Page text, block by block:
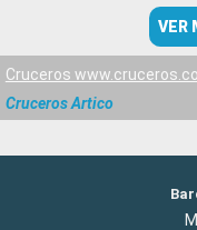
VER
Cruceros www.cruceros.co
Cruceros Artico